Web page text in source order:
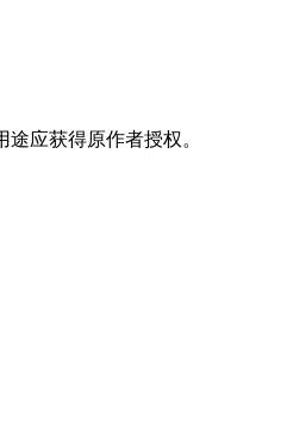
应获得原作者授权。